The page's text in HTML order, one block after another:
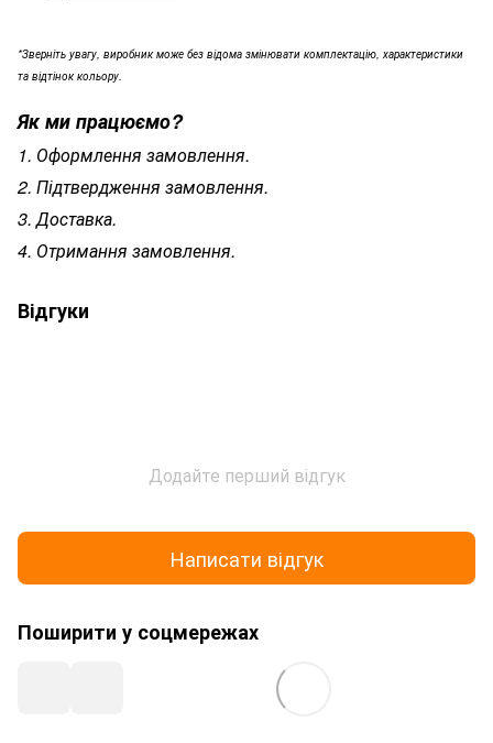
*Зверніть увагу, виробник може без відома змінювати комплектацію, характеристики
та відтінок кольору.
Як ми працюємо?
1. Оформлення замовлення.
2. Підтвердження замовлення.
3. Доставка.
4. Отримання замовлення.
Відгуки
Додайте перший відгук
Написати відгук
Поширити у соцмережах